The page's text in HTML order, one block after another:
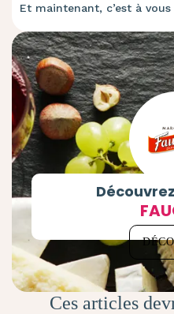
Et maintenant, c’est à
Ces articles